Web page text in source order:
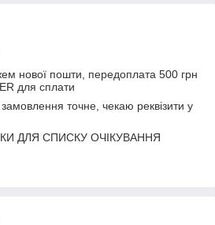
нової пошти, передоплата 500 грн
для сплати
точне, чекаю реквізити у
ДЛЯ СПИСКУ ОЧІКУВАННЯ